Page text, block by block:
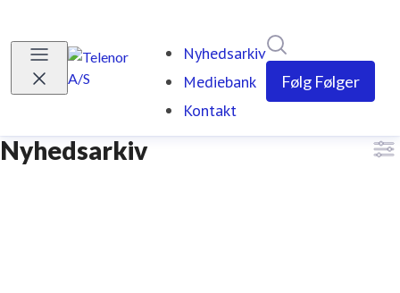
Nyhedsarkiv
Mediebank
Kontakt
Følg Følger
Nyhedsarkiv